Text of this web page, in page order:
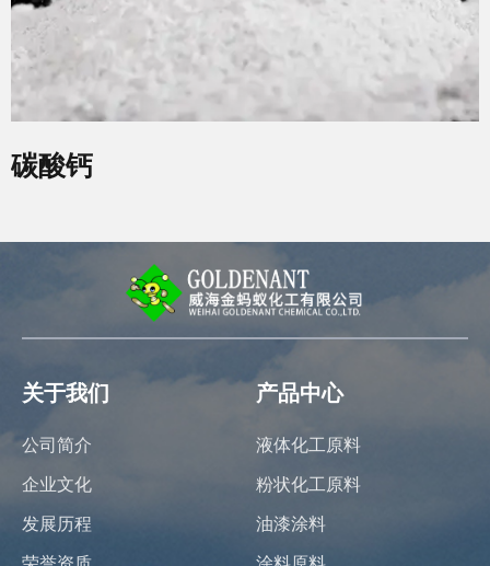
碳酸钙
关于我们
公司简介
企业文化
发展历程
产品中心
液体化工原料
粉状化工原料
油漆涂料